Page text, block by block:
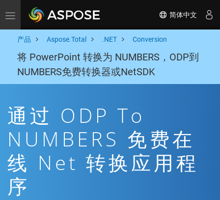
Toggle navigation 简体中文
产品 Aspose.Total .NET Conversion
将 PowerPoint 转换为 NUMBERS，ODP到
NUMBERS免费转换器或NetSDK
通过 ODP To
NUMBERS 免费在
线 Net 转换应用程
序